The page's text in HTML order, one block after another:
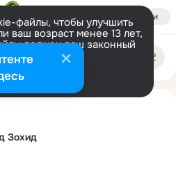
Войти
файлы, чтобы улучшить
ваш возраст менее 13 лет,
должен ваш законный
информации
Настроить
Зохид